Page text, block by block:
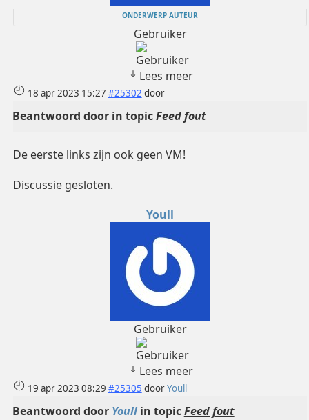
ONDERWERP AUTEUR
Gebruiker
Lees meer
18 apr 2023 15:27 #25302 door
Beantwoord door in topicFeed fout
De eerste links zijn ook geen VM!
Discussie gesloten.
Youll
Gebruiker
Lees meer
19 apr 2023 08:29 #25305 doorYoull
Beantwoord door Youllin topicFeed fout